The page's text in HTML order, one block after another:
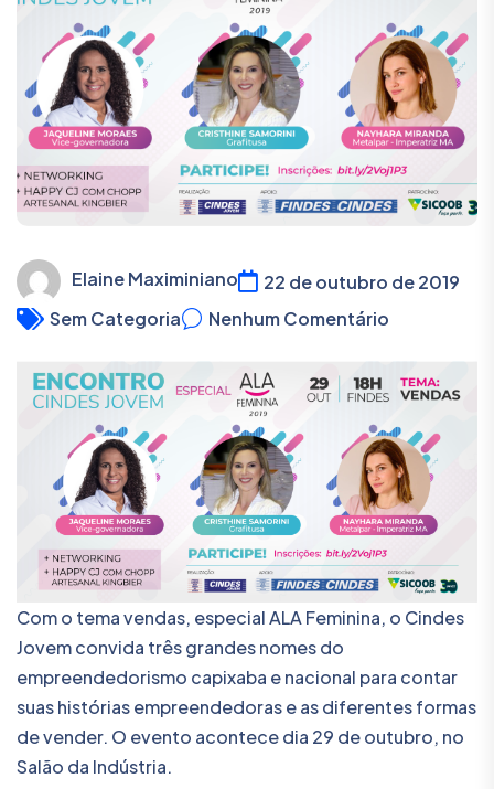
Elaine Maximiniano
22 de outubro de 2019
Sem Categoria
Nenhum Comentário
Com o tema vendas, especial ALA Feminina, o Cindes
Jovem convida três grandes nomes do
empreendedorismo capixaba e nacional para contar
suas histórias empreendedoras e as diferentes formas
de vender. O evento acontece dia 29 de outubro, no
Salão da Indústria.